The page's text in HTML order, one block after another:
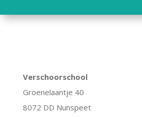
Verschoorschool
Groenelaantje 40
8072 DD Nunspeet